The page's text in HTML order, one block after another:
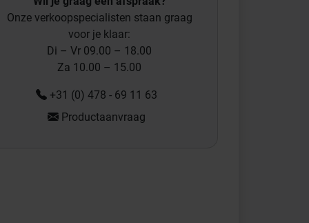
Onze verkoopspecialisten staan graag
voor je klaar:
Di – Vr 09.00 – 18.00
Za 10.00 – 15.00
+31 (0) 478 - 69 11 63
Productaanvraag